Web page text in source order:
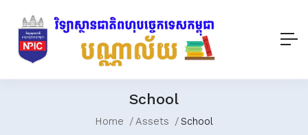
School
Home Assets School